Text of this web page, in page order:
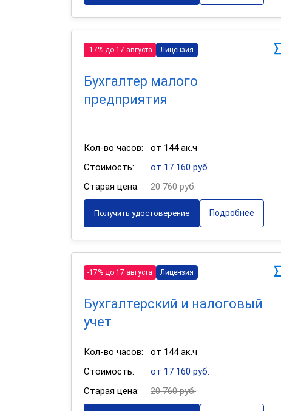
-17% до 17 августа Лицензия
Бухгалтер малого
предприятия
Кол-во часов:
от 144 ак.ч
Стоимость:
от 17 160 руб.
Старая цена:
20 760 руб.
Получить удостоверение Подробнее
-17% до 17 августа Лицензия
Бухгалтерский и налоговый
учет
Кол-во часов:
от 144 ак.ч
Стоимость:
от 17 160 руб.
Старая цена:
20 760 руб.